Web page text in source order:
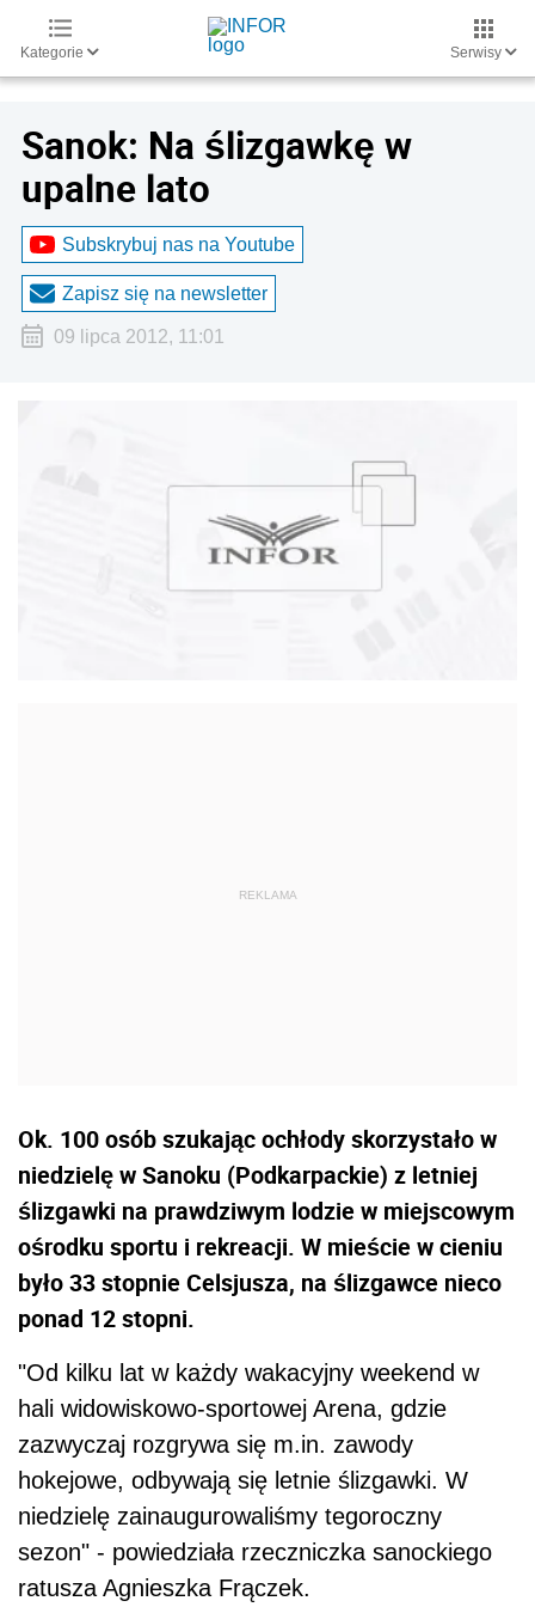
Kategorie Serwisy
Sanok: Na ślizgawkę w
upalne lato
Subskrybuj nas na Youtube
Zapisz się na newsletter
09 lipca 2012, 11:01
Ok. 100 osób szukając ochłody skorzystało w
niedzielę w Sanoku (Podkarpackie) z letniej
ślizgawki na prawdziwym lodzie w miejscowym
ośrodku sportu i rekreacji. W mieście w cieniu
było 33 stopnie Celsjusza, na ślizgawce nieco
ponad 12 stopni.
"Od kilku lat w każdy wakacyjny weekend w
hali widowiskowo-sportowej Arena, gdzie
zazwyczaj rozgrywa się m.in. zawody
hokejowe, odbywają się letnie ślizgawki. W
niedzielę zainaugurowaliśmy tegoroczny
sezon" - powiedziała rzeczniczka sanockiego
ratusza Agnieszka Frączek.